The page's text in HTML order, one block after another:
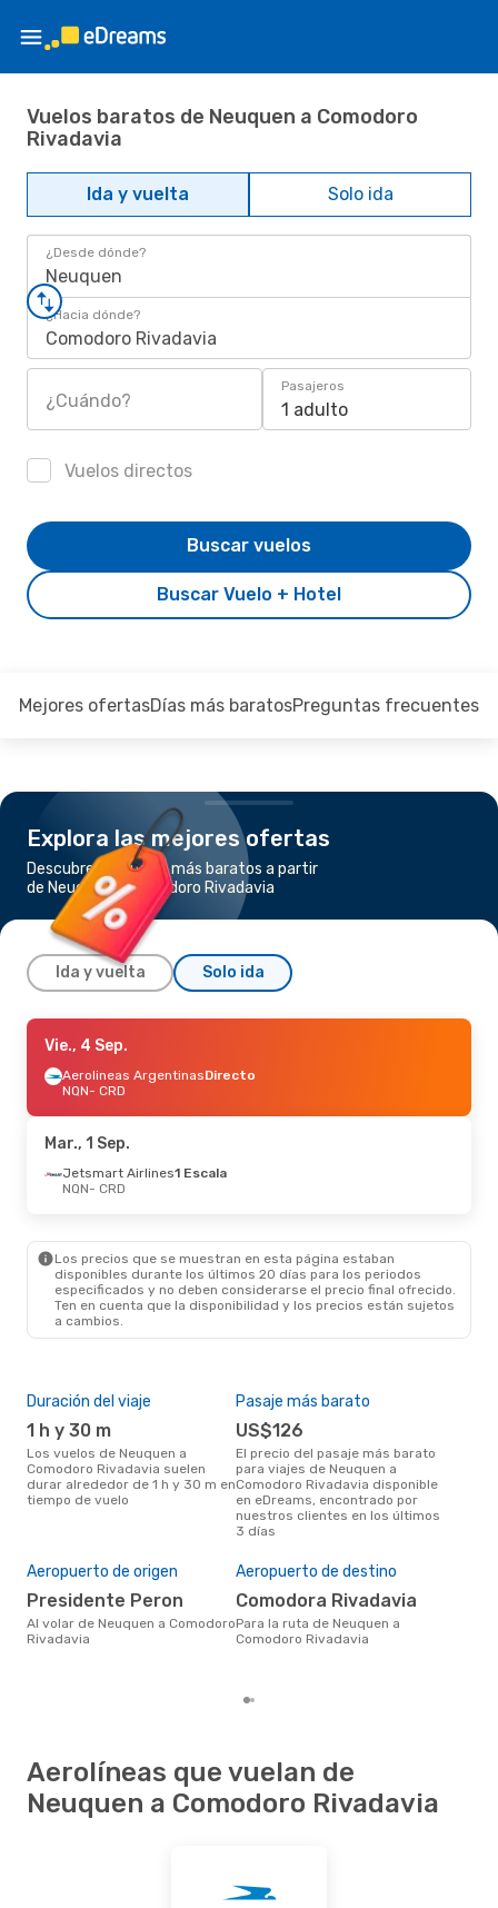
Vuelos baratos de Neuquen a Comodoro
Rivadavia
Ida y vuelta Solo ida
¿Desde dónde?
Neuquen
¿Hacia dónde?
Comodoro Rivadavia
¿Cuándo?
Pasajeros
1 adulto
Vuelos directos
Buscar Vuelo + Hotel
Buscar vuelos
Mejores ofertasDías más baratosPreguntas frecuentes
Explora las mejores ofertas
Descubre los vuelos más baratos a partir
de Neuquen a Comodoro Rivadavia
Ida y vuelta Solo ida
Vie., 18 Sep.
Aerolineas ArgentinasDirecto
NQN- CRD
CRD- NQN
Lun., 24 Ago.- Lun., 31 Ago.
- NQN
Vie., 4 Sep.
Aerolineas ArgentinasDirecto
NQN- CRD
Mar., 1 Sep.
Jetsmart Airlines1 Escala
NQN- CRD
Los precios que se muestran en esta página estaban
disponibles durante los últimos 20 días para los periodos
especificados y no deben considerarse el precio final ofrecido.
Ten en cuenta que la disponibilidad y los precios están sujetos
a cambios.
Duración del viaje
1 h y 30 m
Los vuelos de Neuquen a
Comodoro Rivadavia suelen
durar alrededor de 1 h y 30 m en
tiempo de vuelo
Pasaje más barato
US$126
El precio del pasaje más barato
para viajes de Neuquen a
Comodoro Rivadavia disponible
en eDreams, encontrado por
nuestros clientes en los últimos
3 días
Aeropuerto de origen
Presidente Peron
Al volar de Neuquen a Comodoro
Rivadavia
Aeropuerto de destino
Comodora Rivadavia
Para la ruta de Neuquen a
Comodoro Rivadavia
Aerolíneas que vuelan de
Neuquen a Comodoro Rivadavia